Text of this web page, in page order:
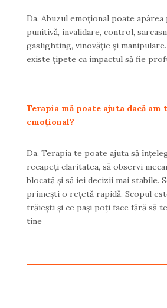
Da. Abuzul emoțional poate
punitivă, invalidare, control,
gaslighting, vinovăție și
existe țipete ca impactul să fie
Terapia mă poate ajuta dacă am
emoțional?
Da. Terapia te poate ajuta să
recapeți claritatea, să observi
blocată și să iei decizii mai stabile.
primești o rețetă rapidă. Scopul
trăiești și ce pași poți face fără să
tine